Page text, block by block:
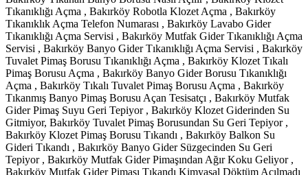
Tıkanıklığı Açma , Bakırköy Robotla Klozet Açma , Bakırköy
Tıkanıklık Açma Telefon Numarası , Bakırköy Lavabo Gider
Tıkanıklığı Açma Servisi , Bakırköy Mutfak Gider Tıkanıklığı Açma
Servisi , Bakırköy Banyo Gider Tıkanıklığı Açma Servisi , Bakırköy
Tuvalet Pimaş Borusu Tıkanıklığı Açma , Bakırköy Klozet Tıkalı
Pimaş Borusu Açma , Bakırköy Banyo Gider Borusu Tıkanıklığı
Açma , Bakırköy Tıkalı Tuvalet Pimaş Borusu Açma , Bakırköy
Tıkanmış Banyo Pimaş Borusu Açan Tesisatçı , Bakırköy Mutfak
Gider Pimaş Suyu Geri Tepiyor , Bakırköy Klozet Giderinden Su
Gitmiyor, Bakırköy Tuvalet Pimaş Borusundan Su Geri Tepiyor ,
Bakırköy Klozet Pimaş Borusu Tıkandı , Bakırköy Balkon Su
Gideri Tıkandı , Bakırköy Banyo Gider Süzgecinden Su Geri
Tepiyor , Bakırköy Mutfak Gider Pimaşından Ağır Koku Geliyor ,
Bakırköy Mutfak Gider Pimaşı Tıkandı Kimyasal Döktüm Acılmadı